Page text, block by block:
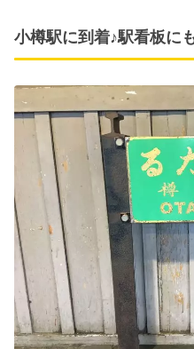
小樽駅に到着♪駅看板に